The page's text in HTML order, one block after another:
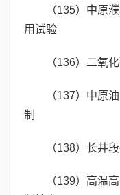
（135）中原
用试验
（136）二氧
（137）中原
制
（138）长井
（139）高温